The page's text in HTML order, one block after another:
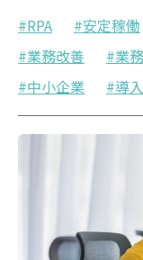
RPA 安定稼働
業務改善
業
中小企業
導入